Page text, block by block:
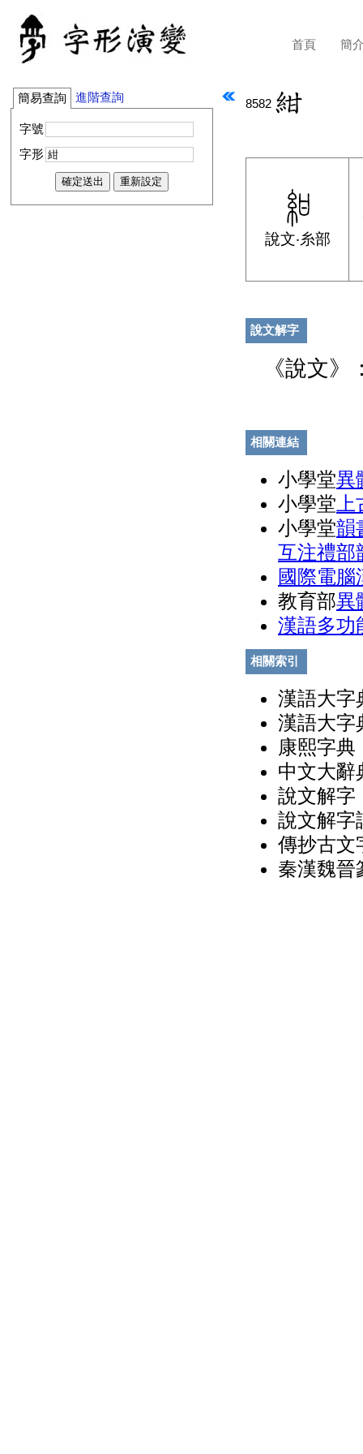
首頁 簡
簡易查詢 進階查詢
字號
字形
8582
說文‧糸部
說文解字
《說文
相關連結
小學堂異
小學堂
小學堂韻
互注禮部
國際電腦
教育部異
漢語多功
相關索引
漢語大字
漢語大字
康熙字典
中文大辭
說文解字
說文解字
傳抄古文
秦漢魏晉